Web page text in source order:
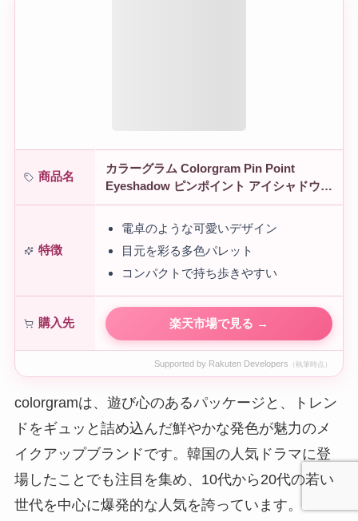
商品名
カラーグラム Colorgram Pin Point
Eyeshadow ピンポイント アイシャドウパ
レット 目元チュートリアルアイパレット
ピンポイントアイシ…
特徴
電卓のような可愛いデザイン
目元を彩る多色パレット
コンパクトで持ち歩きやすい
購入先 楽天市場で見る →
Supported by Rakuten Developers （執筆時点）
colorgramは、遊び心のあるパッケージと、トレン
ドをギュッと詰め込んだ鮮やかな発色が魅力のメ
イクアップブランドです。韓国の人気ドラマに登
場したことでも注目を集め、10代から20代の若い
世代を中心に爆発的な人気を誇っています。